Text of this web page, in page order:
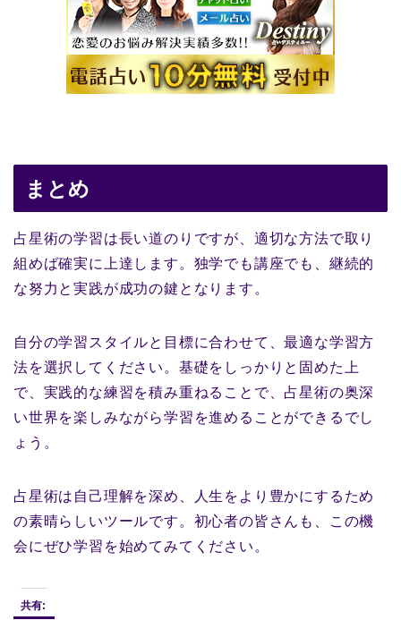
まとめ
占星術の学習は長い道のりですが、適切な方法で取り
組めば確実に上達します。独学でも講座でも、継続的
な努力と実践が成功の鍵となります。
自分の学習スタイルと目標に合わせて、最適な学習方
法を選択してください。基礎をしっかりと固めた上
で、実践的な練習を積み重ねることで、占星術の奥深
い世界を楽しみながら学習を進めることができるでし
ょう。
占星術は自己理解を深め、人生をより豊かにするため
の素晴らしいツールです。初心者の皆さんも、この機
会にぜひ学習を始めてみてください。
共有: